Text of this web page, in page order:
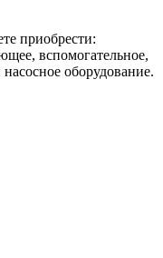
приобрести:
вспомогательное,
оборудование.